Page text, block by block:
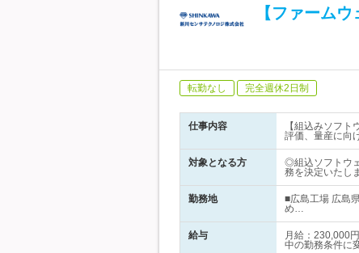
【ファーム
転勤なし 完全週休2日制
仕事内容
【組込みソフ
評価、量産に向
対象となる方
◎組込ソフトウ
務を決定いたし
勤務地
■広島工場 広島
め…
給与
月給：230,000
中の勤務条件に